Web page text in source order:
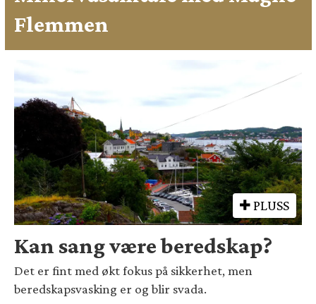
Flemmen
PLUSS
Kan sang være beredskap?
Det er fint med økt fokus på sikkerhet, men
beredskapsvasking er og blir svada.